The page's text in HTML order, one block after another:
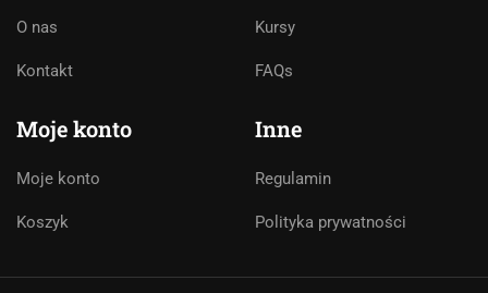
O nas
Kontakt
Kursy
FAQs
Moje konto
Moje konto
Koszyk
Inne
Regulamin
Polityka prywatności